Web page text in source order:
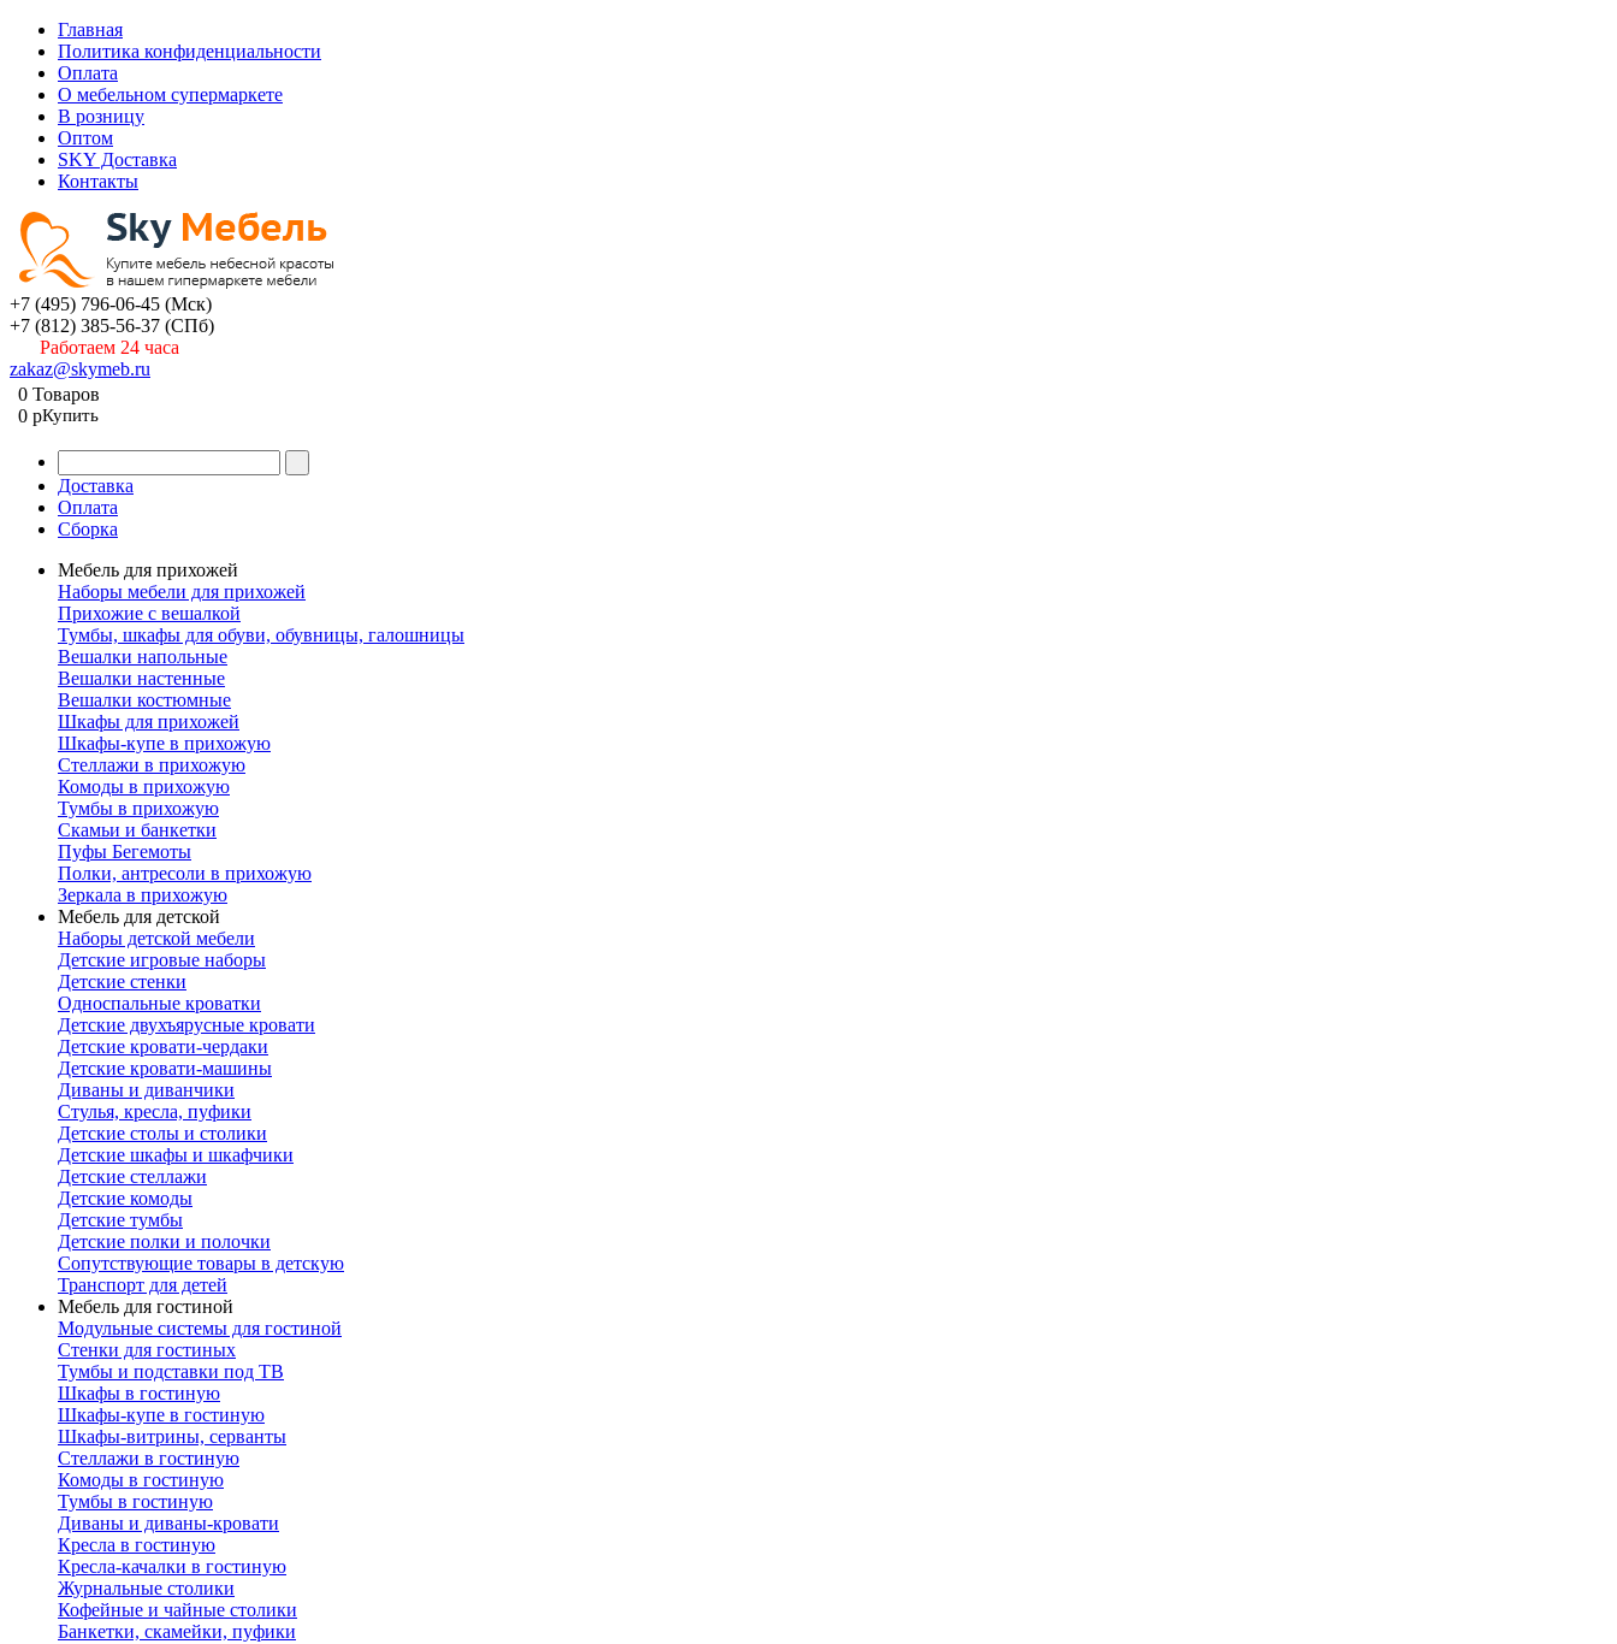
Главная
Политика конфиденциальности
Оплата
О мебельном супермаркете
В розницу
Оптом
SKY Доставка
Контакты
+7 (495) 796-06-45 (Мск)
+7 (812) 385-56-37 (СПб)
Работаем 24 часа
zakaz@skymeb.ru
0 Товаров
0 pКупить
Доставка
Оплата
Сборка
Мебель для прихожей
Наборы мебели для прихожей
Прихожие с вешалкой
Тумбы, шкафы для обуви, обувницы, галошницы
Вешалки напольные
Вешалки настенные
Вешалки костюмные
Шкафы для прихожей
Шкафы-купе в прихожую
Стеллажи в прихожую
Комоды в прихожую
Тумбы в прихожую
Скамьи и банкетки
Пуфы Бегемоты
Полки, антресоли в прихожую
Зеркала в прихожую
Мебель для детской
Наборы детской мебели
Детские игровые наборы
Детские стенки
Односпальные кроватки
Детские двухъярусные кровати
Детские кровати-чердаки
Детские кровати-машины
Диваны и диванчики
Стулья, кресла, пуфики
Детские столы и столики
Детские шкафы и шкафчики
Детские стеллажи
Детские комоды
Детские тумбы
Детские полки и полочки
Сопутствующие товары в детскую
Транспорт для детей
Мебель для гостиной
Модульные системы для гостиной
Стенки для гостиных
Тумбы и подставки под ТВ
Шкафы в гостиную
Шкафы-купе в гостиную
Шкафы-витрины, серванты
Стеллажи в гостиную
Комоды в гостиную
Тумбы в гостиную
Диваны и диваны-кровати
Кресла в гостиную
Кресла-качалки в гостиную
Журнальные столики
Кофейные и чайные столики
Банкетки, скамейки, пуфики